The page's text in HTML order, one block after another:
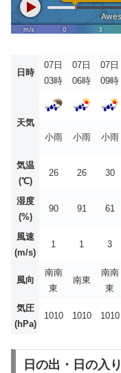
日時
07日
03時
07日
06時
07日
09時
天気
小雨
小雨 小雨
気温
(℃)
26 26 30
湿度
(%)
90 91 61
風速
(m/s)
1 1 3
風向
南南
東
南東
南南
東
気圧
(hPa)
1010 1010 1010
日の出・日の入り